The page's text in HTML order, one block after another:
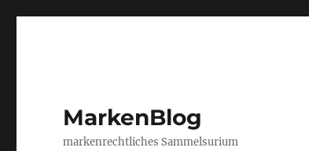
MarkenBlog
markenrechtliches Sammelsurium